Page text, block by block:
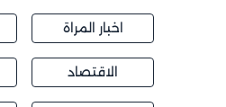
اخبار المراة
الاقتصاد